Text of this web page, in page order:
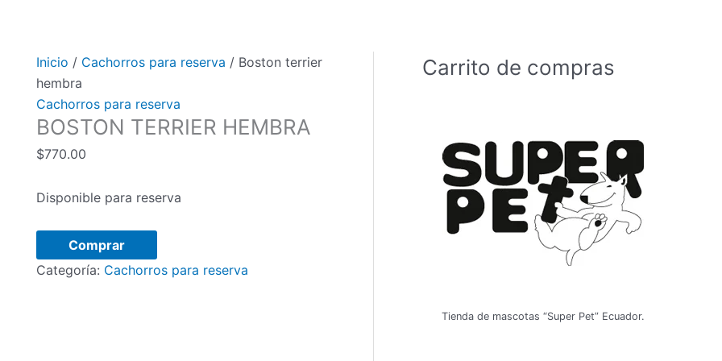
Inicio / Cachorros para reserva / Boston terrier
hembra
Cachorros para reserva
BOSTON TERRIER HEMBRA
$770.00
Disponible para reserva
Boston
terrier
hembra
Comprar
Categoría: Cachorros para reserva
Carrito de compras
Tienda de mascotas “Super Pet” Ecuador.